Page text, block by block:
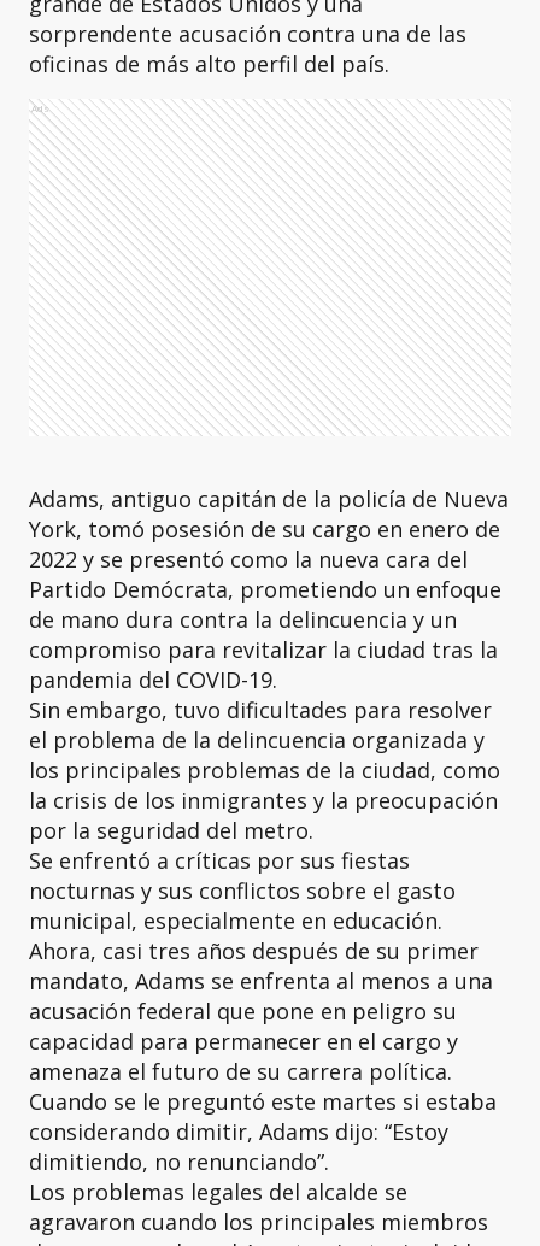
sorprendente acusación contra una de las
oficinas de más alto perfil del país.
Ads
Adams, antiguo capitán de la policía de Nueva
York, tomó posesión de su cargo en enero de
2022 y se presentó como la nueva cara del
Partido Demócrata, prometiendo un enfoque
de mano dura contra la delincuencia y un
compromiso para revitalizar la ciudad tras la
pandemia del COVID-19.
Sin embargo, tuvo dificultades para resolver
el problema de la delincuencia organizada y
los principales problemas de la ciudad, como
la crisis de los inmigrantes y la preocupación
por la seguridad del metro.
Se enfrentó a críticas por sus fiestas
nocturnas y sus conflictos sobre el gasto
municipal, especialmente en educación.
Ahora, casi tres años después de su primer
mandato, Adams se enfrenta al menos a una
acusación federal que pone en peligro su
capacidad para permanecer en el cargo y
amenaza el futuro de su carrera política.
Cuando se le preguntó este martes si estaba
considerando dimitir, Adams dijo: “Estoy
dimitiendo, no renunciando”.
Los problemas legales del alcalde se
agravaron cuando los principales miembros